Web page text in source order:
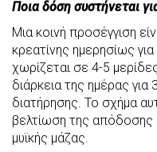
Ποια δόση συστήνεται
Μια κοινή προσέγγιση
κρεατίνης ημερησίως
χωρίζεται σε 4-5
διάρκεια της ημέρας
διατήρησης. Το σχήμα
βελτίωση της απόδοσης
μυϊκής μάζας.